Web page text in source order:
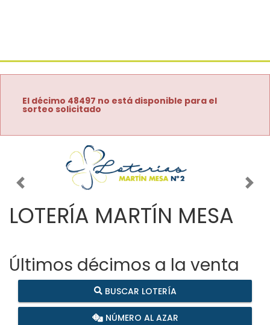
El décimo 48497 no está disponible para el
sorteo solicitado
Imagen anterior
LOTERÍA MARTÍN MESA
Últimos décimos a la venta
BUSCAR LOTERÍA
NÚMERO AL AZAR